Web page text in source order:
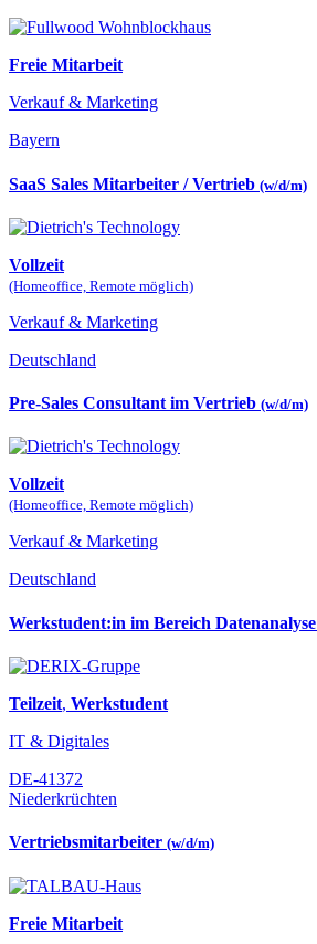
Freie Mitarbeit
Verkauf & Marketing
Bayern
SaaS Sales Mitarbeiter / Vertrieb (w/d/m)
Vollzeit
(Homeoffice, Remote möglich)
Verkauf & Marketing
Deutschland
Pre-Sales Consultant im Vertrieb (w/d/m)
Vollzeit
(Homeoffice, Remote möglich)
Verkauf & Marketing
Deutschland
Werkstudent:in im Bereich Datenanalyse
Teilzeit, Werkstudent
IT & Digitales
DE-41372
Niederkrüchten
Vertriebsmitarbeiter (w/d/m)
Freie Mitarbeit